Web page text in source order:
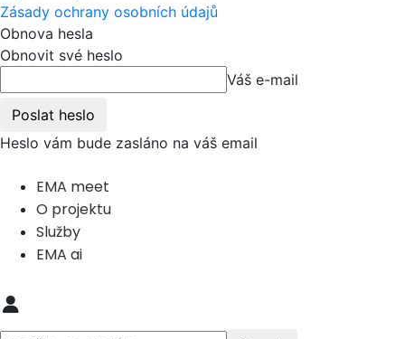
Zásady ochrany osobních údajů
Obnova hesla
Obnovit své heslo
Váš e-mail
Heslo vám bude zasláno na váš email
EMA meet
O projektu
Služby
EMA ai